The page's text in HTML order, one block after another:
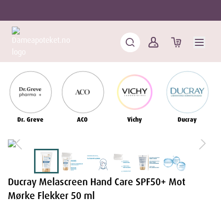
Dr. Greve ACO Vichy Ducray
Ducray Melascreen Hand Care SPF50+ Mot
Mørke Flekker 50 ml